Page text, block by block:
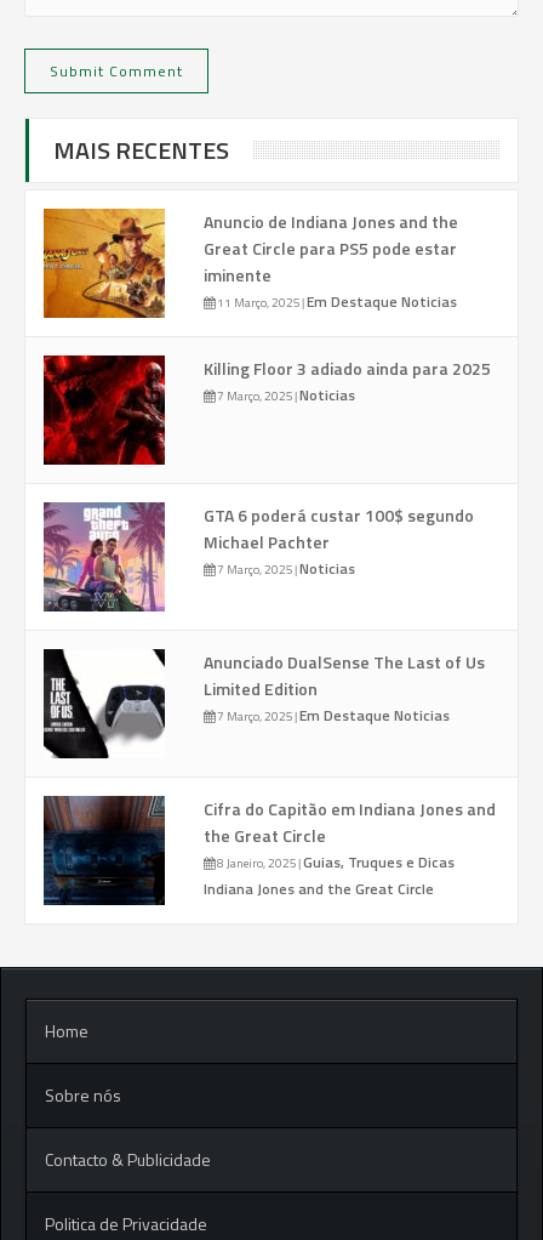
MAIS RECENTES
Anuncio de Indiana Jones and the
Great Circle para PS5 pode estar
iminente
11 Março, 2025|Em Destaque Noticias
Killing Floor 3 adiado ainda para 2025
7 Março, 2025|Noticias
GTA 6 poderá custar 100$ segundo
Michael Pachter
7 Março, 2025|Noticias
Anunciado DualSense The Last of Us
Limited Edition
7 Março, 2025|Em Destaque Noticias
Cifra do Capitão em Indiana Jones and
the Great Circle
8 Janeiro, 2025|Guias, Truques e Dicas
Indiana Jones and the Great Circle
Home
Sobre nós
Contacto & Publicidade
Politica de Privacidade